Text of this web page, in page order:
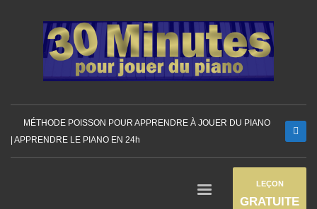
MÉTHODE POISSON POUR APPRENDRE À JOUER DU PIANO
| APPRENDRE LE PIANO EN 24h
LEÇON
GRATUITE